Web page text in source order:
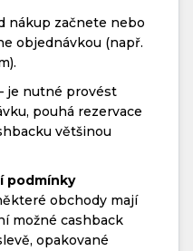
nákup začnete nebo
objednávkou (např.
je nutné provést
pouhá rezervace
většinou
podmínky
obchody mají
možné cashback
opakované